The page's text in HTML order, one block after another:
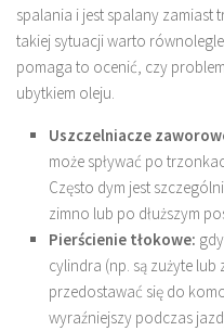
spalania i jest spalany zamiast
takiej sytuacji warto
pomaga to ocenić, czy
ubytkiem oleju.
Uszczelniacze
może spływać po
Często dym jest
zimno lub po dłuższym
Pierścienie tłokowe:
cylindra (np. są zużyte
przedostawać się do
wyraźniejszy podczas